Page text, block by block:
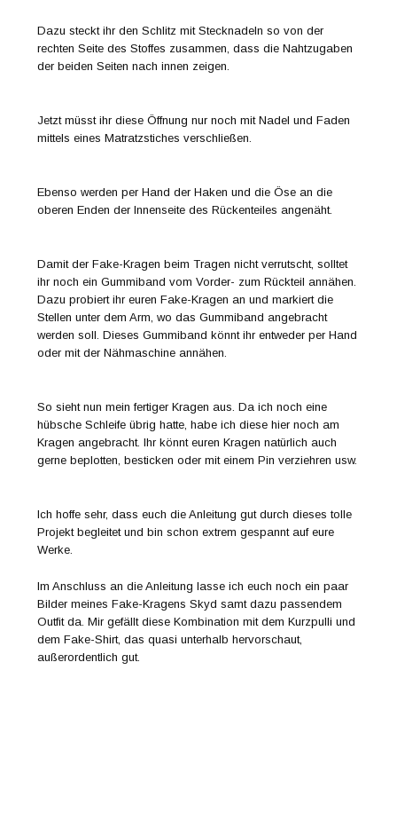
Dazu steckt ihr den Schlitz mit Stecknadeln so von der
rechten Seite des Stoffes zusammen, dass die Nahtzugaben
der beiden Seiten nach innen zeigen.
Jetzt müsst ihr diese Öffnung nur noch mit Nadel und Faden
mittels eines Matratzstiches verschließen.
Ebenso werden per Hand der Haken und die Öse an die
oberen Enden der Innenseite des Rückenteiles angenäht.
Damit der Fake-Kragen beim Tragen nicht verrutscht, solltet
ihr noch ein Gummiband vom Vorder- zum Rückteil annähen.
Dazu probiert ihr euren Fake-Kragen an und markiert die
Stellen unter dem Arm, wo das Gummiband angebracht
werden soll. Dieses Gummiband könnt ihr entweder per Hand
oder mit der Nähmaschine annähen.
So sieht nun mein fertiger Kragen aus. Da ich noch eine
hübsche Schleife übrig hatte, habe ich diese hier noch am
Kragen angebracht. Ihr könnt euren Kragen natürlich auch
gerne beplotten, besticken oder mit einem Pin verziehren usw.
Ich hoffe sehr, dass euch die Anleitung gut durch dieses tolle
Projekt begleitet und bin schon extrem gespannt auf eure
Werke.
Im Anschluss an die Anleitung lasse ich euch noch ein paar
Bilder meines Fake-Kragens Skyd samt dazu passendem
Outfit da. Mir gefällt diese Kombination mit dem Kurzpulli und
dem Fake-Shirt, das quasi unterhalb hervorschaut,
außerordentlich gut.